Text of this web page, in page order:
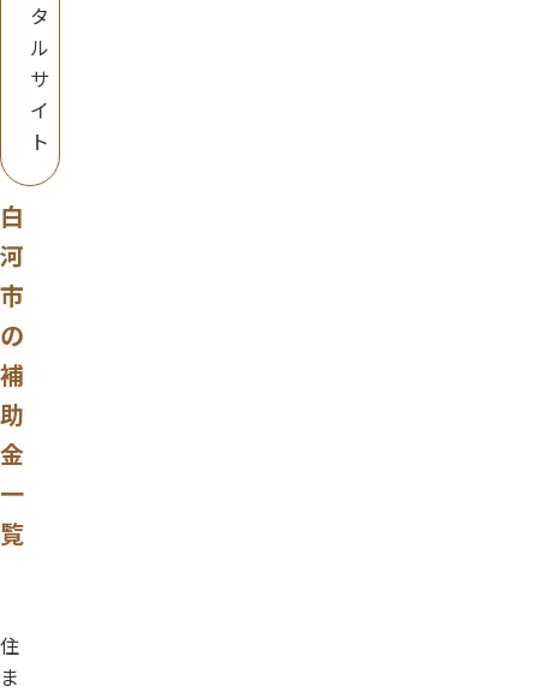
タ
ル
サ
イ
ト
白
河
市
の
補
助
金
一
覧
住
ま